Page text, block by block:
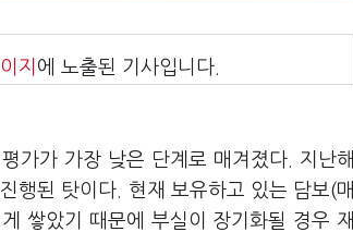
지 에 노출된 기사입니다.
가가 가장 낮은 단계로 매겨졌다. 지난해
행된 탓이다. 현재 보유하고 있는 담보(매
쌓았기 때문에 부실이 장기화될 경우 재